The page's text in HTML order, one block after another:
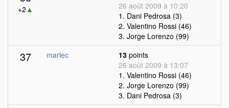
+2 ▲
26 août 2009 à 10:20
1. Dani Pedrosa (3)
2. Valentino Rossi (46)
3. Jorge Lorenzo (99)
37 marlec 13 points
26 août 2009 à 13:07
1. Valentino Rossi (46)
2. Jorge Lorenzo (99)
3. Dani Pedrosa (3)